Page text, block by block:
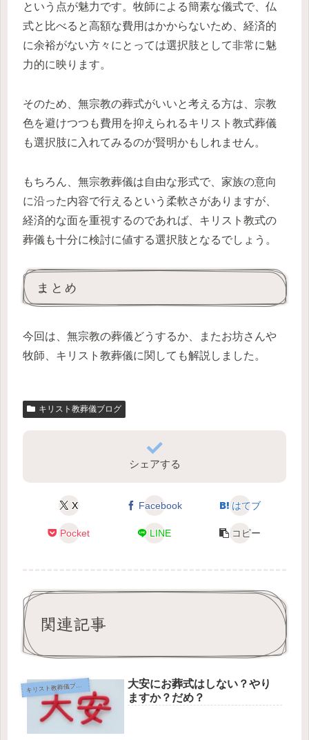
という点が魅力です。牧師による簡素な儀式で、仏
式と比べると高額な費用はかからないため、経済的
に余裕がない方々にとっては選択肢として非常に魅
力的に映ります。
そのため、無宗教の葬式がいいと考える方は、宗教
色を避けつつも費用を抑えられるキリスト教式葬儀
も選択肢に入れてみるのが賢明かもしれません。
もちろん、無宗教葬儀は自由な形式で、家族の意向
に沿った内容で行えるという柔軟さがありますが、
経済的な面を重視するのであれば、キリスト教式の
葬儀も十分に検討に値する選択肢となるでしょう。
まとめ
今回は、無宗教の葬儀どうするか、またお坊さんや
牧師、キリスト教葬儀に関しても解説しました。
キリスト教葬儀ブログ
シェアする
X Facebook はてブ
Pocket LINE コピー
関連記事
キ
リスト教葬儀ブログ
大安にお葬式はしない？やり
ますか？だめ？